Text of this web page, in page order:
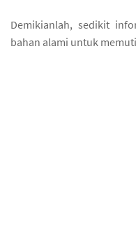
Demikianlah, sedikit
bahan alami untuk